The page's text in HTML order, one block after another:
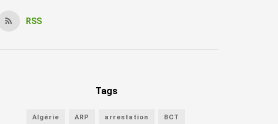
RSS
Tags
Algérie ARP arrestation BCT